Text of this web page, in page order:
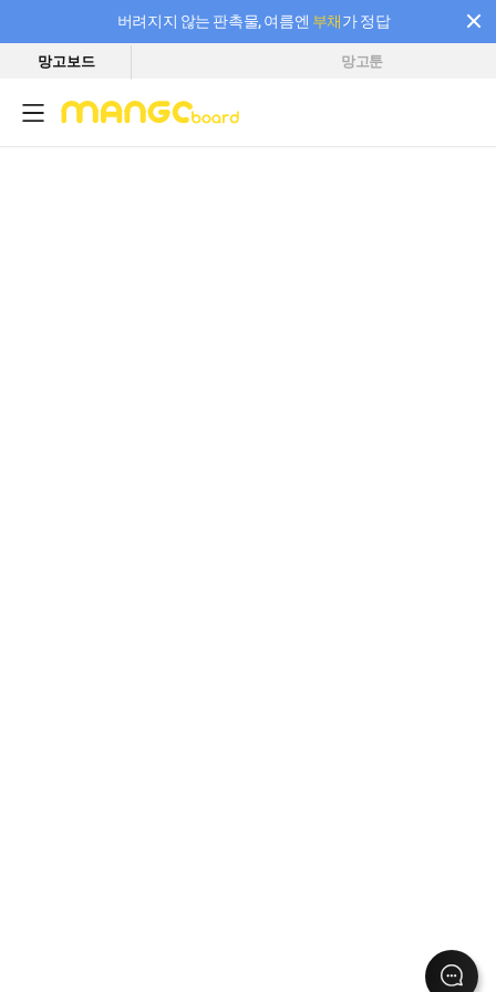
버려지지 않는 판촉물, 여름엔 부채가 정답
필요한 만큼 충전하고 끊김 없이 작업하세요! 새로워진 AI 부스터 요금제
망고보드 망고툰